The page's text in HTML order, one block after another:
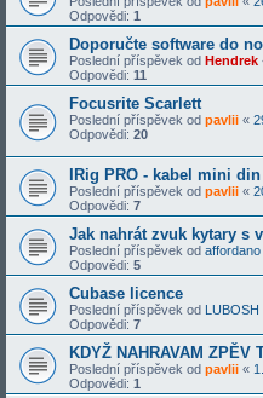
Odpovědi: 1
Doporučte software do
Poslední příspěvek od Hendrek
Odpovědi: 11
Focusrite Scarlett
Poslední příspěvek od pavlii «
Odpovědi: 20
IRig PRO - kabel mini
Poslední příspěvek od pavlii «
Odpovědi: 7
Jak nahrát zvuk kytary s
Poslední příspěvek od affordano
Odpovědi: 5
Cubase licence
Poslední příspěvek od LUBOSH
Odpovědi: 7
KDYŽ NAHRAVAM ZPĚV
Poslední příspěvek od pavlii «
Odpovědi: 1